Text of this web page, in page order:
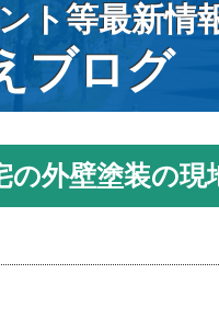
ト等最新情
ブログ
外壁塗装の現